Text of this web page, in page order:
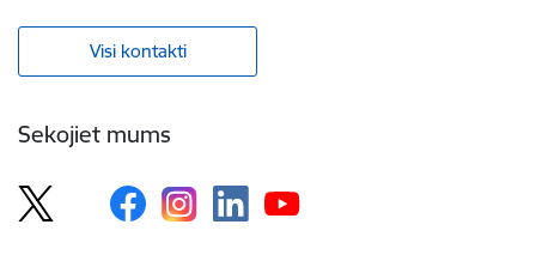
Visi kontakti
Sekojiet mums